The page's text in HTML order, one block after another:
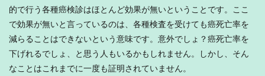
的で行う各種癌検診はほとんど効果が無いということです。ここ
で効果が無いと言っているのは、各種検査を受けても癌死亡率を
減らることはできないという意味です。意外でしょ？癌死亡率を
下げれるでしょ、と思う人もいるかもしれません。しかし、そん
なことはこれまでに一度も証明されていません。